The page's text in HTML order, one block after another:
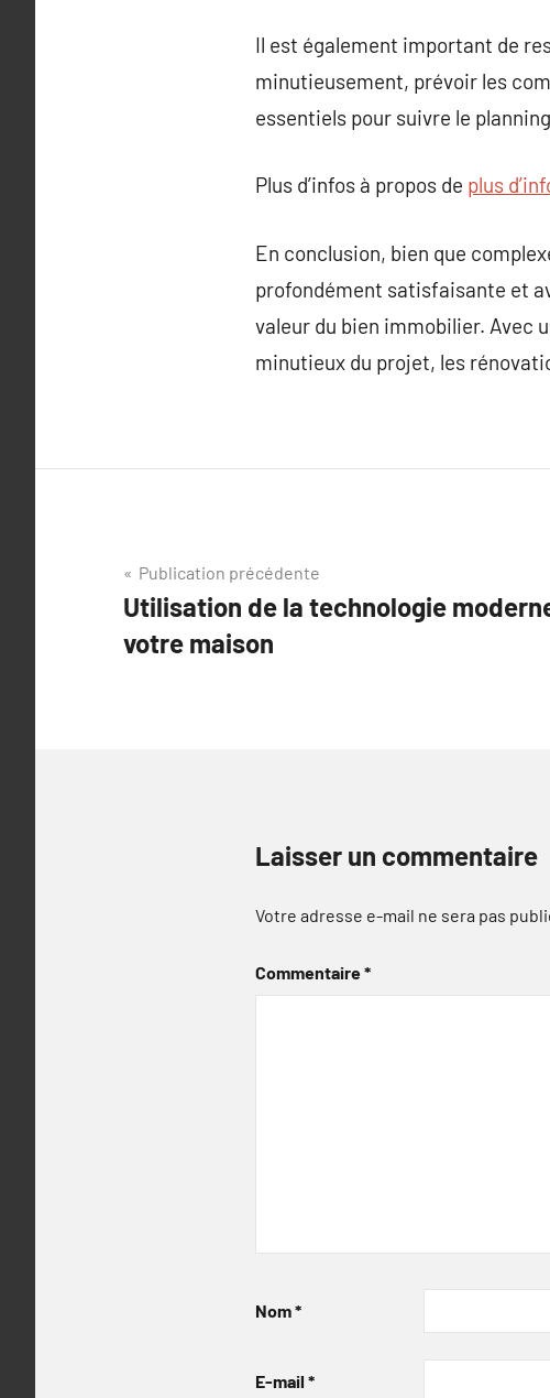
Il est également important de
minutieusement, prévoir les
essentiels pour suivre le
Plus d’infos à propos de plus
En conclusion, bien que
profondément satisfaisante et
valeur du bien immobilier. Avec
minutieux du projet, les
Navigation
de
l’article
Publication précédente
Utilisation de la technologie
votre maison
Laisser un commentaire
Votre adresse e-mail ne sera pas
Commentaire*
Nom*
E-mail *